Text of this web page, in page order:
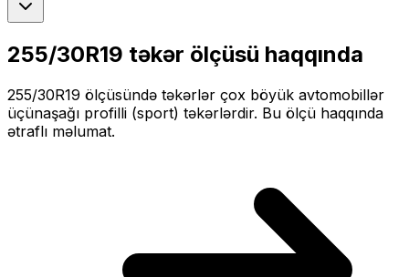
255/30R19 təkər ölçüsü haqqında
255/30R19 ölçüsündə təkərlər çox böyük avtomobillər
üçünaşağı profilli (sport) təkərlərdir. Bu ölçü haqqında
ətraflı məlumat.